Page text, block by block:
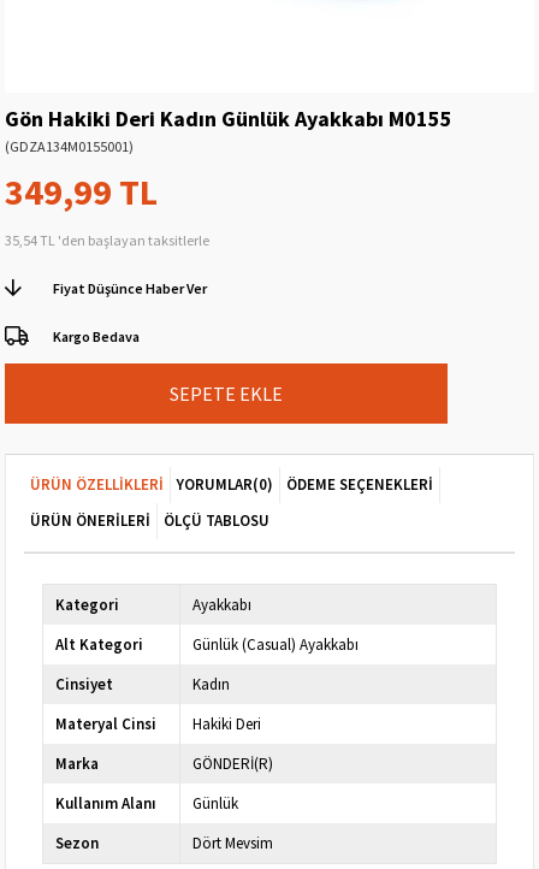
Gön Hakiki Deri Kadın Günlük Ayakkabı M0155
(GDZA134M0155001)
349,99 TL
35,54 TL 'den başlayan taksitlerle
Fiyat Düşünce Haber Ver
Kargo Bedava
ÜRÜN ÖZELLIKLERI YORUMLAR(0)
ÖDEME SEÇENEKLERI
ÜRÜN ÖNERILERI
ÖLÇÜ TABLOSU
Kategori
Ayakkabı
Alt Kategori
Günlük (Casual) Ayakkabı
Cinsiyet
Kadın
Materyal Cinsi
Hakiki Deri
Marka
GÖNDERİ(R)
Kullanım Alanı
Günlük
Sezon
Dört Mevsim